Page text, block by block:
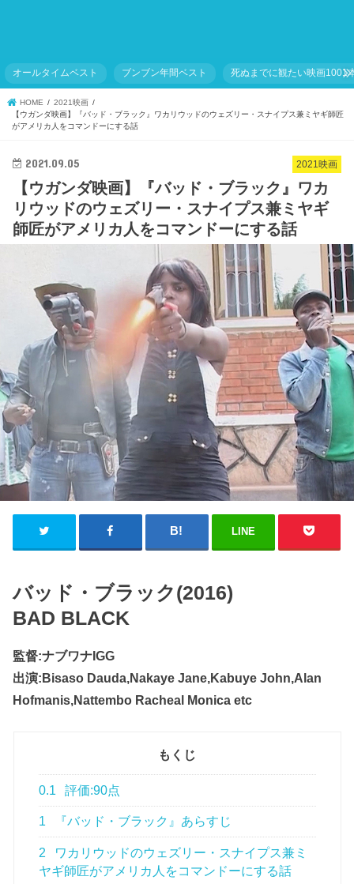
オールタイムベスト ブンブン年間ベスト 死ぬまでに観たい映画1001
HOME
2021映画
【ウガンダ映画】『バッド・ブラック』ワカリウッドのウェズリー・スナイプス兼ミヤギ師匠
がアメリカ人をコマンドーにする話
2021映画
2021.09.05
【ウガンダ映画】『バッド・ブラック』ワカ
リウッドのウェズリー・スナイプス兼ミヤギ
師匠がアメリカ人をコマンドーにする話
LINE
バッド・ブラック(2016)
BAD BLACK
監督:ナブワナIGG
出演:Bisaso Dauda,Nakaye Jane,Kabuye John,Alan
Hofmanis,Nattembo Racheal Monica etc
もくじ
0.1 評価:90点
1 『バッド・ブラック』あらすじ
2
ワカリウッドのウェズリー・スナイプス兼ミ
ヤギ師匠がアメリカ人をコマンドーにする話